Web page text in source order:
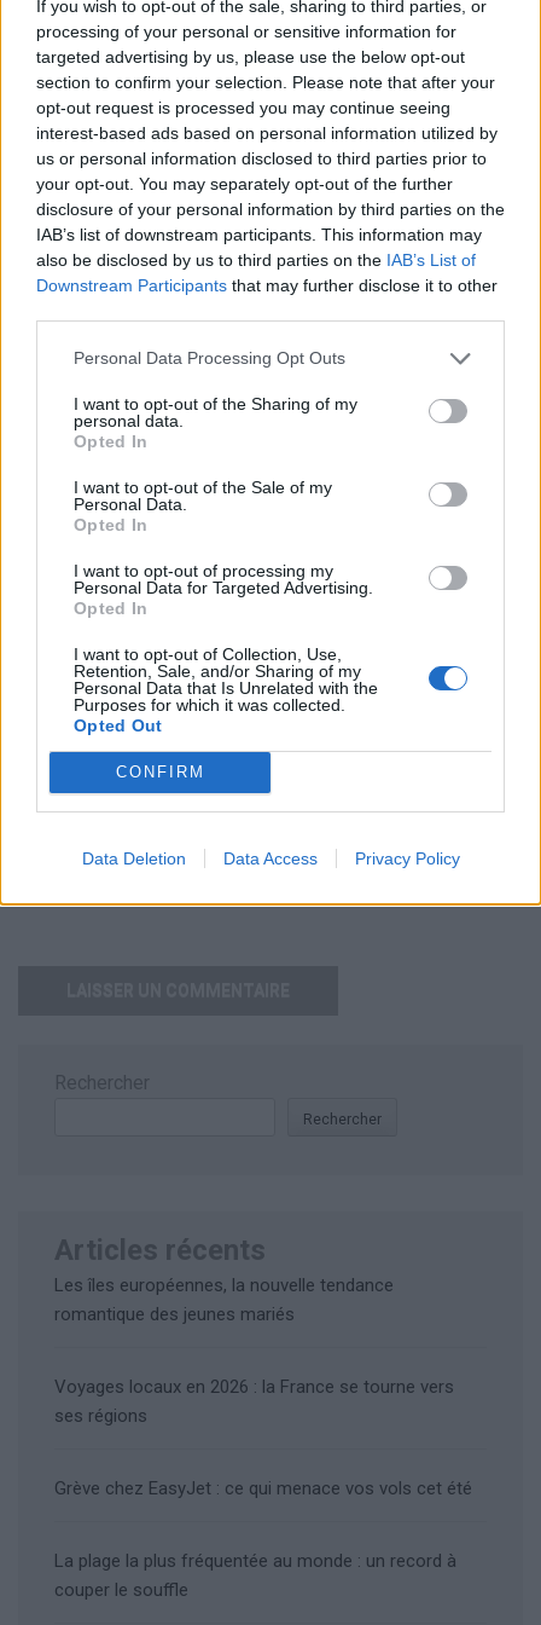
If you wish to opt-out of the sale, sharing to third parties, or
processing of your personal or sensitive information for
targeted advertising by us, please use the below opt-out
section to confirm your selection. Please note that after your
opt-out request is processed you may continue seeing
interest-based ads based on personal information utilized by
us or personal information disclosed to third parties prior to
your opt-out. You may separately opt-out of the further
disclosure of your personal information by third parties on the
IAB’s list of downstream participants. This information may
also be disclosed by us to third parties on the IAB’s List of
Downstream Participants that may further disclose it to other
Personal Data Processing Opt Outs
I want to opt-out of the Sharing of my
personal data.
Opted In
I want to opt-out of the Sale of my
Personal Data.
Opted In
I want to opt-out of processing my
Personal Data for Targeted Advertising.
Opted In
I want to opt-out of Collection, Use,
Retention, Sale, and/or Sharing of my
Personal Data that Is Unrelated with the
Purposes for which it was collected.
Opted Out
CONFIRM
Data Deletion Data Access Privacy Policy
de
l’article
en vacances sans plomber
son budget
jours pour visiter Porto
LAISSER UN COMMENTAIRE
Translation
Enregistrer mon nom, mon e-mail et mon site dans le
Rechercher
Rechercher
Articles récents
Les îles européennes, la nouvelle tendance
romantique des jeunes mariés
Voyages locaux en 2026 : la France se tourne vers
ses régions
Grève chez EasyJet : ce qui menace vos vols cet été
La plage la plus fréquentée au monde : un record à
couper le souffle